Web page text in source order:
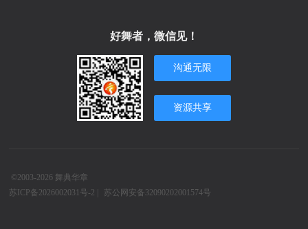
好舞者，微信见！
沟通无限
资源共享
©2003-2026 舞典华章
苏ICP备2026002031号-2
苏公网安备32090202001574号